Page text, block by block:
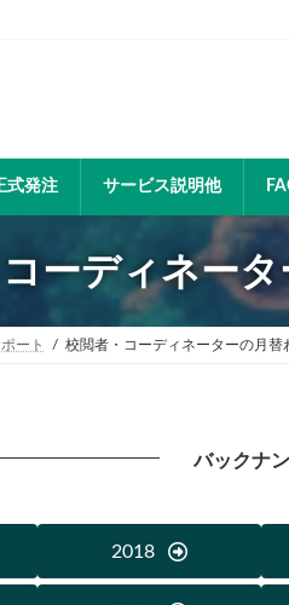
式発注 サービス説明他
ーディネー
ート 校閲者・コーディネーターの月替
バックナ
2018